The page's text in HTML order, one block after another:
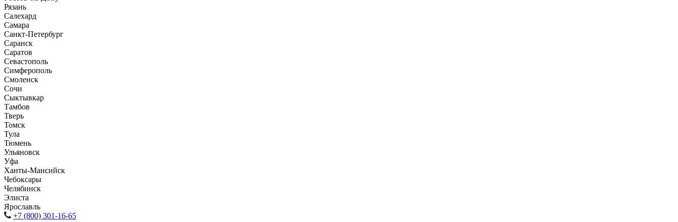
Рязань
Салехард
Самара
Санкт-Петербург
Саранск
Саратов
Севастополь
Симферополь
Смоленск
Сочи
Сыктывкар
Тамбов
Тверь
Томск
Тула
Тюмень
Ульяновск
Уфа
Ханты-Мансийск
Чебоксары
Челябинск
Элиста
Ярославль
+7 (800) 301-16-65